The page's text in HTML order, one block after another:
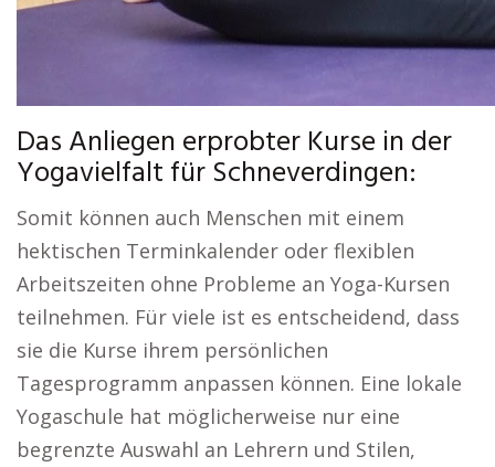
Das Anliegen erprobter Kurse in der
Yogavielfalt für Schneverdingen:
Somit können auch Menschen mit einem
hektischen Terminkalender oder flexiblen
Arbeitszeiten ohne Probleme an Yoga-Kursen
teilnehmen. Für viele ist es entscheidend, dass
sie die Kurse ihrem persönlichen
Tagesprogramm anpassen können. Eine lokale
Yogaschule hat möglicherweise nur eine
begrenzte Auswahl an Lehrern und Stilen,